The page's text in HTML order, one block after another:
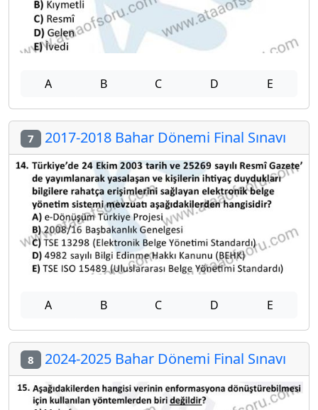
A B C D E
7 2017-2018 Bahar Dönemi Final Sınavı
A B C D E
8 2024-2025 Bahar Dönemi Final Sınavı